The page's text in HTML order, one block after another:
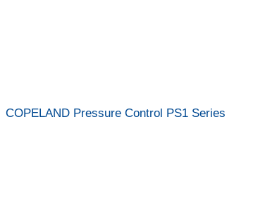
COPELAND Pressure Control PS1 Series